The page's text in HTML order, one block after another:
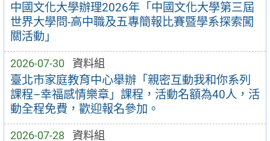
中國文化大學辦理2026年「中國文化大學第三屆
世界大學問-高中職及五專簡報比賽暨學系探索闖
關活動」
2026-07-30 資料組
臺北市家庭教育中心舉辦「親密互動我和你系列
課程–幸福感情樂章」課程，活動名額為40人，活
動全程免費，歡迎報名參加。
2026-07-28 資料組